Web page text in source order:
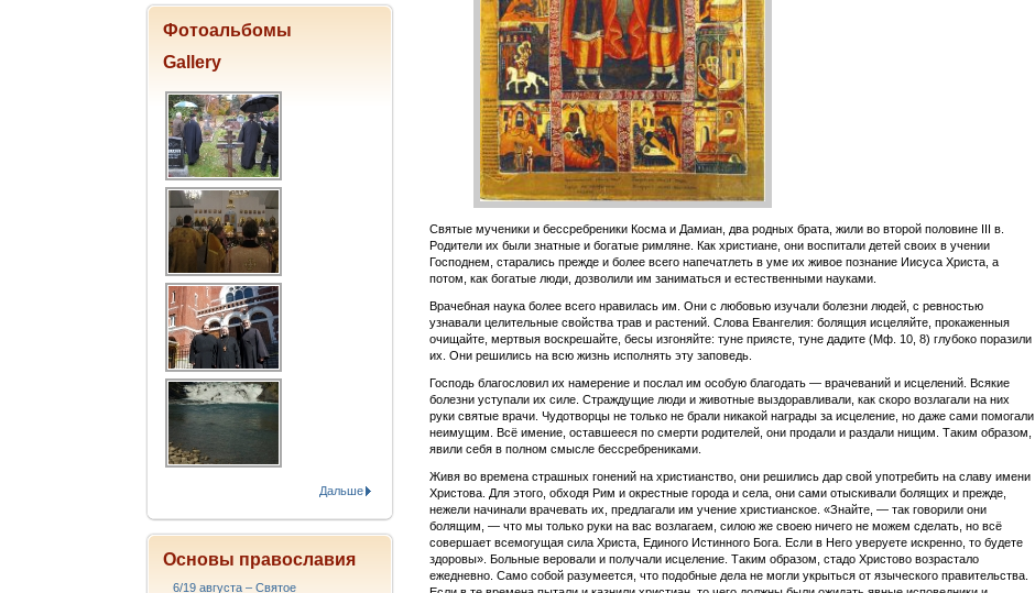
Святые мученики и бессребреники Косма и Дамиан, два родных брата, жили во второй половине III в.
Родители их были знатные и богатые римляне. Как христиане, они воспитали детей своих в учении
Господнем, старались прежде и более всего напечатлеть в уме их живое познание Иисуса Христа, а
потом, как богатые люди, дозволили им заниматься и естественными науками.
Врачебная наука более всего нравилась им. Они с любовью изучали болезни людей, с ревностью
узнавали целительные свойства трав и растений. Слова Евангелия: болящия исцеляйте, прокаженныя
очищайте, мертвыя воскрешайте, бесы изгоняйте: туне приясте, туне дадите (Мф. 10, 8) глубоко поразили
их. Они решились на всю жизнь исполнять эту заповедь.
Господь благословил их намерение и послал им особую благодать — врачеваний и исцелений. Всякие
болезни уступали их силе. Страждущие люди и животные выздоравливали, как скоро возлагали на них
руки святые врачи. Чудотворцы не только не брали никакой награды за исцеление, но даже сами помогали
неимущим. Всё имение, оставшееся по смерти родителей, они продали и раздали нищим. Таким образом,
явили себя в полном смысле бессребрениками.
Живя во времена страшных гонений на христианство, они решились дар свой употребить на славу имени
Христова. Для этого, обходя Рим и окрестные города и села, они сами отыскивали болящих и прежде,
нежели начинали врачевать их, предлагали им учение христианское. «Знайте, — так говорили они
болящим, — что мы только руки на вас возлагаем, силою же своею ничего не можем сделать, но всё
совершает всемогущая сила Христа, Единого Истинного Бога. Если в Него уверуете искренно, то будете
здоровы». Больные веровали и получали исцеление. Таким образом, стадо Христово возрастало
ежедневно. Само собой разумеется, что подобные дела не могли укрыться от языческого правительства.
Фотоальбомы
Gallery
Дальше
Основы православия
6/19 августа – Святое